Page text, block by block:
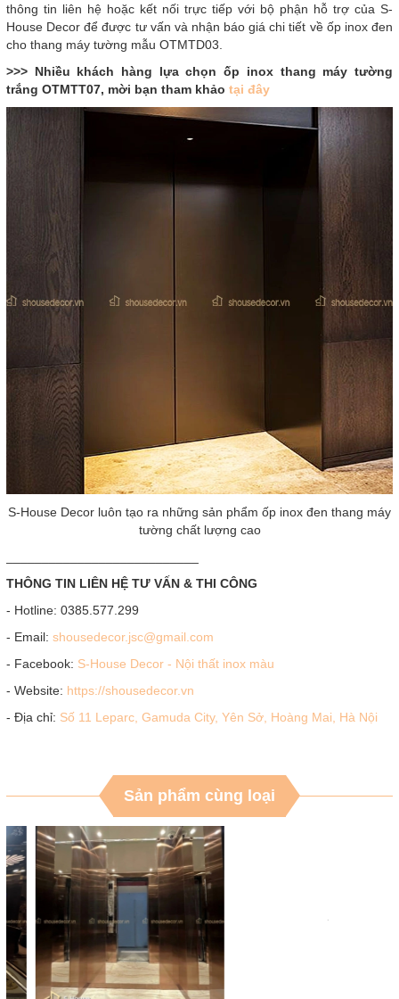
thông tin liên hệ hoặc kết nối trực tiếp với bộ phận hỗ trợ của S-
House Decor để được tư vấn và nhận báo giá chi tiết về ốp inox đen
cho thang máy tường mẫu OTMTD03.
>>> Nhiều khách hàng lựa chọn ốp inox thang máy tường
trắng OTMTT07, mời bạn tham khảo tại đây
S-House Decor luôn tạo ra những sản phẩm ốp inox đen thang máy
tường chất lượng cao
THÔNG TIN LIÊN HỆ TƯ VẤN & THI CÔNG
- Hotline: 0385.577.299
- Email: shousedecor.jsc@gmail.com
- Facebook: S-House Decor - Nội thất inox màu
- Website: https://shousedecor.vn
- Địa chỉ: Số 11 Leparc, Gamuda City, Yên Sở, Hoàng Mai, Hà Nội
Sản phẩm cùng loại